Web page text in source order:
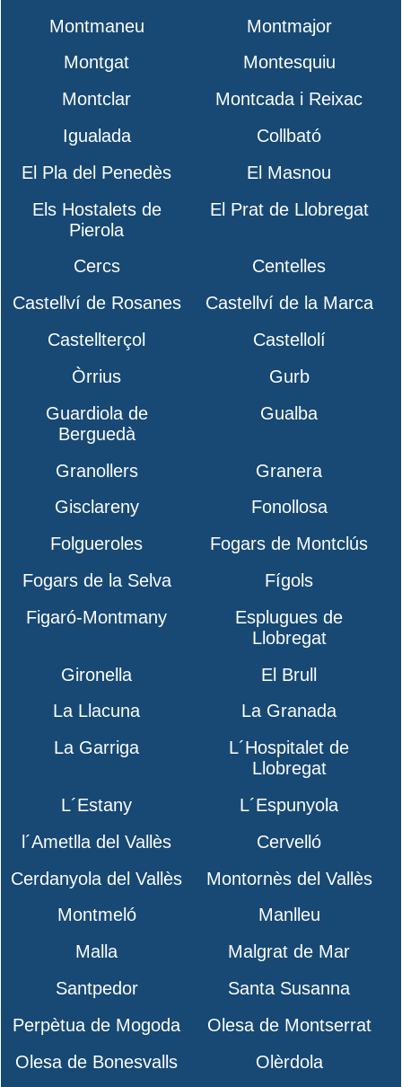
Montmaneu
Montmajor
Montgat
Montesquiu
Montclar
Montcada i Reixac
Igualada
Collbató
El Pla del Penedès
El Masnou
Els Hostalets de
Pierola
El Prat de Llobregat
Cercs
Centelles
Castellví de Rosanes
Castellví de la Marca
Castellterçol
Castellolí
Òrrius
Gurb
Guardiola de
Berguedà
Gualba
Granollers
Granera
Gisclareny
Fonollosa
Folgueroles
Fogars de Montclús
Fogars de la Selva
Fígols
Figaró-Montmany
Esplugues de
Llobregat
Gironella
El Brull
La Llacuna
La Granada
La Garriga
L´Hospitalet de
Llobregat
L´Estany
L´Espunyola
l´Ametlla del Vallès
Cervelló
Cerdanyola del Vallès
Montornès del Vallès
Montmeló
Manlleu
Malla
Malgrat de Mar
Santpedor
Santa Susanna
Perpètua de Mogoda
Olesa de Montserrat
Olesa de Bonesvalls
Olèrdola